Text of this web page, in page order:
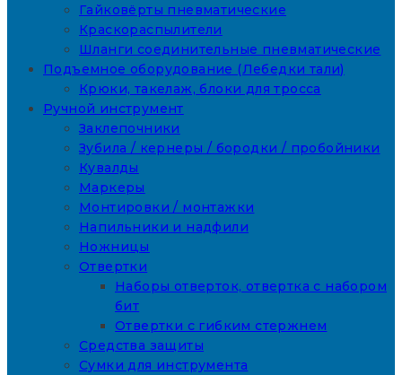
Гайковёрты пневматические
Краскораспылители
Шланги соединительные пневматические
Подъемное оборудование (Лебедки тали)
Крюки, такелаж, блоки для тросса
Ручной инструмент
Заклепочники
Зубила / кернеры / бородки / пробойники
Кувалды
Маркеры
Монтировки / монтажки
Напильники и надфили
Ножницы
Отвертки
Наборы отверток, отвертка с набором
бит
Отвертки с гибким стержнем
Средства защиты
Сумки для инструмента